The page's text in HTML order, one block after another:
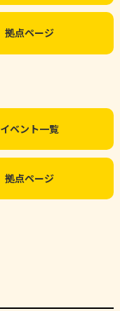
拠点ページ
イベント一覧
拠点ページ